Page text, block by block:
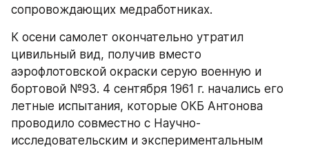
сопровождающих медработниках.
К осени самолет окончательно утратил
цивильный вид, получив вместо
аэрофлотовской окраски серую военную и
бортовой №93. 4 сентября 1961 г. начались его
летные испытания, которые ОКБ Антонова
проводило совместно с Научно-
исследовательским и экспериментальным